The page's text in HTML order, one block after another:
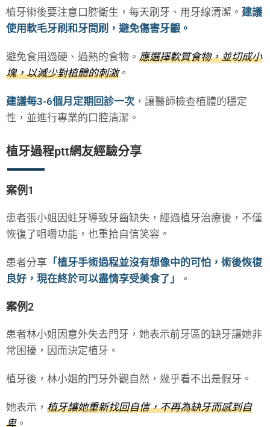
植牙術後要注意口腔衛生，每天刷牙、用牙線清潔。 建議
使用軟毛牙刷和牙間刷，避免傷害牙齦。
避免食用過硬、過熱的食物。 應選擇軟質食物，並切成小
塊，以減少對植體的刺激。
建議每3-6個月定期回診一次 ，讓醫師檢查植體的穩定
性，並進行專業的口腔清潔。
植牙過程ptt網友經驗分享
案例1
患者張小姐因蛀牙導致牙齒缺失，經過植牙治療後，不僅
恢復了咀嚼功能，也重拾自信笑容。
患者分享 「植牙手術過程並沒有想像中的可怕，術後恢復
良好，現在終於可以盡情享受美食了」
。
案例2
患者林小姐因意外失去門牙，她表示前牙區的缺牙讓她非
常困擾，因而決定植牙。
植牙後，林小姐的門牙外觀自然，幾乎看不出是假牙。
她表示， 植牙讓她重新找回自信，不再為缺牙而感到自
卑。